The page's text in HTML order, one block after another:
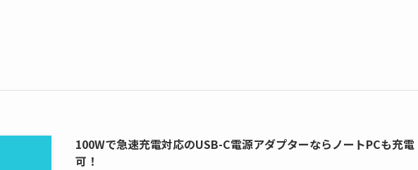
100Wで急速充電対応のUSB-C電源アダプターならノートPCも充電
可！